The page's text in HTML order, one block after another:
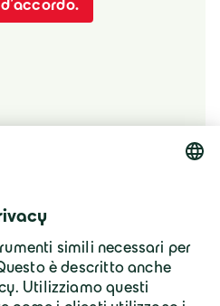
d'accordo.